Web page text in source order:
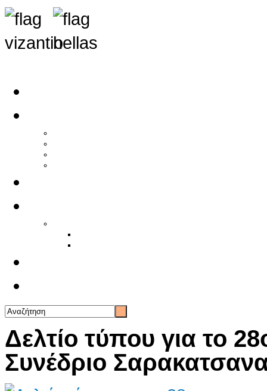
Δελτίο τύπου για το
Συνέδριο